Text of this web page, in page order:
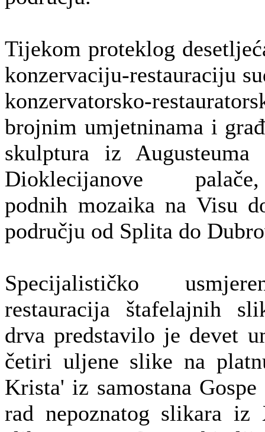
Tijekom proteklog
konzervaciju-restauraciju
konzervatorsko-
brojnim umjetninama i
skulptura iz
Dioklecijanove
podnih mozaika na Visu
području od Splita do
Specijalističko
restauracija štafelajnih
drva predstavilo je devet
četiri uljene slike na
Krista' iz samostana
rad nepoznatog slikara